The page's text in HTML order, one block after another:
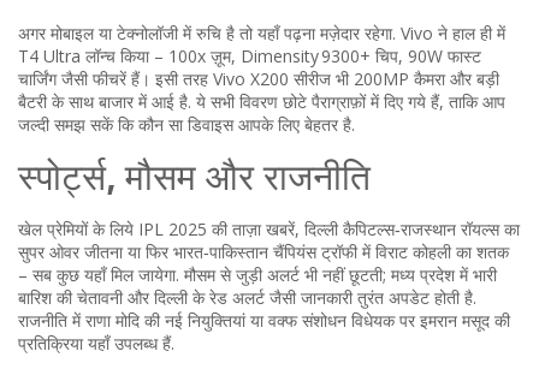
अगर मोबाइल या टेक्नोलॉजी में रुचि है तो यहाँ पढ़ना मज़ेदार रहेगा. Vivo ने हाल ही में
T4 Ultra लॉन्च किया – 100x ज़ूम, Dimensity 9300+ चिप, 90W फास्ट
चार्जिंग जैसी फीचरें हैं। इसी तरह Vivo X200 सीरीज भी 200MP कैमरा और बड़ी
बैटरी के साथ बाजार में आई है. ये सभी विवरण छोटे पैराग्राफ़ों में दिए गये हैं, ताकि आप
जल्दी समझ सकें कि कौन सा डिवाइस आपके लिए बेहतर है.
स्पोर्ट्स, मौसम और राजनीति
खेल प्रेमियों के लिये IPL 2025 की ताज़ा खबरें, दिल्ली कैपिटल्स‑राजस्थान रॉयल्स का
सुपर ओवर जीतना या फिर भारत‑पाकिस्तान चैंपियंस ट्रॉफी में विराट कोहली का शतक
– सब कुछ यहाँ मिल जायेगा. मौसम से जुड़ी अलर्ट भी नहीं छूटती; मध्य प्रदेश में भारी
बारिश की चेतावनी और दिल्ली के रेड अलर्ट जैसी जानकारी तुरंत अपडेट होती है.
राजनीति में राणा मोदि की नई नियुक्तियां या वक्फ संशोधन विधेयक पर इमरान मसूद की
प्रतिक्रिया यहाँ उपलब्ध हैं.